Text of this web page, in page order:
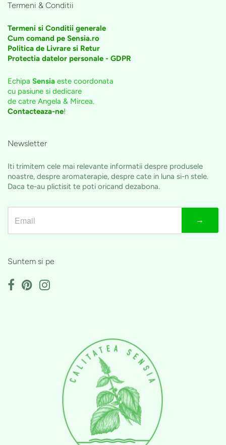
Termeni & Conditii
Termeni si Conditii generale
Cum comand pe Sensia.ro
Politica de Livrare si Retur
Protectia datelor personale - GDPR
Echipa Sensia este coordonata
cu pasiune si dedicare
de catre Angela & Mircea.
Contacteaza-ne!
Newsletter
Iti trimitem cele mai relevante informatii despre produsele
noastre, despre aromaterapie, despre cate in luna si-n stele.
Daca te-au plictisit te poti oricand dezabona.
→
Suntem si pe